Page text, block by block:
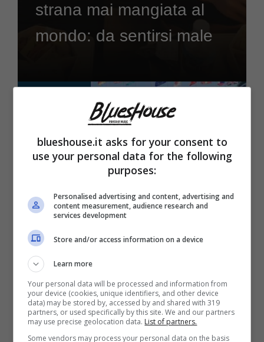
strana mai mangiata al
mondo: da sentirsi male
Eventi
Castello delle Cerimonie,
la speranza per
“sopravvivere” è soltanto
una: cosa cambia
blueshouse.it asks for your consent to
use your personal data for the following
purposes:
Personalised advertising and content, advertising and
content measurement, audience research and
services development
Store and/or access information on a device
Learn more
Your personal data will be processed and information from
your device (cookies, unique identifiers, and other device
data) may be stored by, accessed by and shared with 319
partners, or used specifically by this site. We and our partners
may use precise geolocation data. List of partners.
Some vendors may process your personal data on the basis